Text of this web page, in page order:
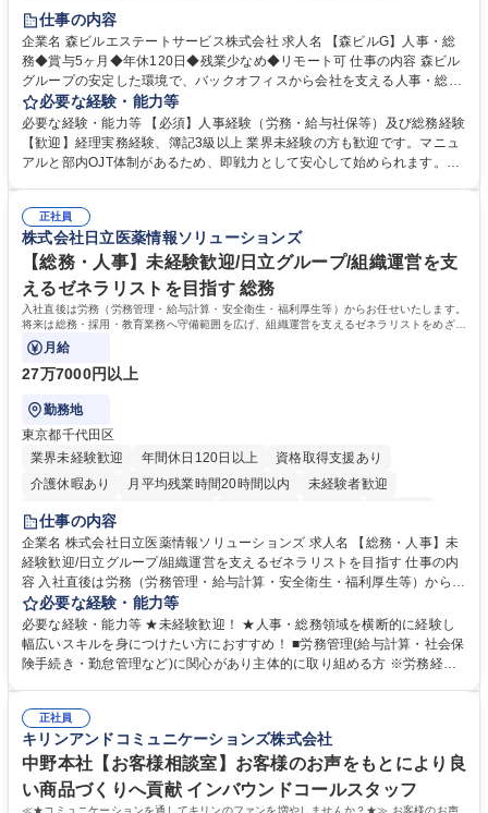
経験者歓迎
完全週休2日制
交通費支給 長期歓迎 駅近5分以内 土日祝休み
仕事の内容
企業名 森ビルエステートサービス株式会社 求人名 【森ビルG】人事・総
務◆賞与5ヶ月◆年休120日◆残業少なめ◆リモート可 仕事の内容 森ビル
グループの安定した環境で、バックオフィスから会社を支える人事・総務
をお任せします。 労務と総務の業務をバランスよく担当し、ゆくゆくは制
度改定などのコア業務にも挑戦できる、やりがいある環境です。 ■勤怠管
理、給与計算、社会保険手続き、年末調整等の労務管理全般 ■入退社手続
き、社内規定の改定や人事制度改定などのコア業務 ■社内イベントの企画
でも質問・相談できる環境が整っているため、安心して成長できます。 募
集職種 【森ビルG】人事・総務◆賞与5ヶ月◆年休120日◆残業少なめ◆
リモート可
必要な経験・能力等
必要な経験・能力等 【必須】人事経験（労務・給与社保等）及び総務経験
【歓迎】経理実務経験、簿記3級以上 業界未経験の方も歓迎です。マニュ
アルと部内OJT体制があるため、即戦力として安心して始められます。
務に挑戦できるため、自身の成長と組織への貢献度をダイレクトに実感で
きます。 残業少なめ、週1日リモート可など、ワークライフバランスを保
ち長期活躍できる環境です。 「これまでの幅広い経験を活かし、長期的な
キャリアを築きたい」という前向きな意欲と挑戦を全力で応援します。 学
歴・資格 学歴：大学院 大学 高専 短大 専修学校 高校 語学力： 資格：日商
簿記検定1級 日商簿記検定2級 日商簿記検定3級
正社員
株式会社日立医薬情報ソリューションズ
【総務・人事】未経験歓迎/日立グループ/組織運営を支
えるゼネラリストを目指す 総務
入社直後は労務（労務管理・給与計算・安全衛生・福利厚生等）からお任せいたします。
将来は総務・採用・教育業務へ守備範囲を広げ、組織運営を支えるゼネラリストをめざせ
ます。
月給
27万7000円以上
勤務地
東京都千代田区
業界未経験歓迎
年間休日120日以上
資格取得支援あり
介護休暇あり
月平均残業時間20時間以内
未経験者歓迎
住宅手当あり
育休あり
完全週休2日制 交通費支給 土日祝休み 寮・社宅あり
仕事の内容
企業名 株式会社日立医薬情報ソリューションズ 求人名 【総務・人事】未
経験歓迎/日立グループ/組織運営を支えるゼネラリストを目指す 仕事の内
容 入社直後は労務（労務管理・給与計算・安全衛生・福利厚生等）からお
任せいたします。将来は総務・採用・教育業務へ守備範囲を広げ、組織運
営を支えるゼネラリストをめざせます。 ・初期業務：労働時間管理、給与
計算、社会保険対応、福利厚生管理、安全衛生、健康経営推進等をお任せ
します。ご経験に応じて、休職者管理など、幅広く経験を積んでいただき
幅広く経験を積みたい意欲がある方に最適な環境です。 募集職種 【総
務・人事】未経験歓迎/日立グループ/組織運営を支えるゼネラリストを目
指す
必要な経験・能力等
必要な経験・能力等 ★未経験歓迎！ ★人事・総務領域を横断的に経験し
幅広いスキルを身につけたい方におすすめ！ ■労務管理(給与計算・社会保
険手続き・勤怠管理など)に関心があり主体的に取り組める方 ※労務経験
のご経験 ■労務管理（給与計算・社会保険手続き・勤怠管理など）の経験
■衛生管理者の資格をお持ちの方 学歴・資格 学歴：大学院 大学 高専 短大
専修学校 高校 語学力： 資格：
正社員
キリンアンドコミュニケーションズ株式会社
中野本社【お客様相談室】お客様のお声をもとにより良
い商品づくりへ貢献 インバウンドコールスタッフ
≪★コミュニケーションを通してキリンのファンを増やしませんか？★≫ お客様のお声